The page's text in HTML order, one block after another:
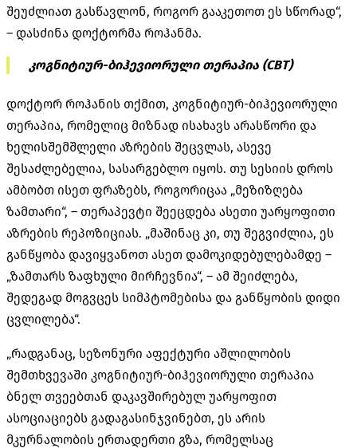
შეუძლიათ გასწავლონ, როგორ გააკეთოთ ეს სწორად“,
– დასძინა დოქტორმა როჰანმა.
კოგნიტიურ-ბიჰევიორული თერაპია (CBT)
დოქტორ როჰანის თქმით, კოგნიტიურ-ბიჰევიორული
თერაპია, რომელიც მიზნად ისახავს არასწორი და
ხელისშემშლელი აზრების შეცვლას, ასევე
შესაძლებელია, სასარგებლო იყოს. თუ სესიის დროს
ამბობთ ისეთ ფრაზებს, როგორიცაა „მეზიზღება
ზამთარი“, – თერაპევტი შეეცდება ასეთი უარყოფითი
აზრების რეპოზიციას. „მაშინაც კი, თუ შეგვიძლია, ეს
განწყობა დავიყვანოთ ასეთ დამოკიდებულებამდე –
„ზამთარს ზაფხული მირჩევნია“, – ამ შეიძლება,
შედეგად მოგვცეს სიმპტომებისა და განწყობის დიდი
ცვლილება“.
„რადგანაც, სეზონური აფექტური აშლილობის
შემთხვევაში კოგნიტიურ-ბიჰევიორული თერაპია
ბნელ თვეებთან დაკავშირებულ უარყოფით
ასოციაციებს გადაგასინჯვინებთ, ეს არის
მკურნალობის ერთადერთი გზა, რომელსაც